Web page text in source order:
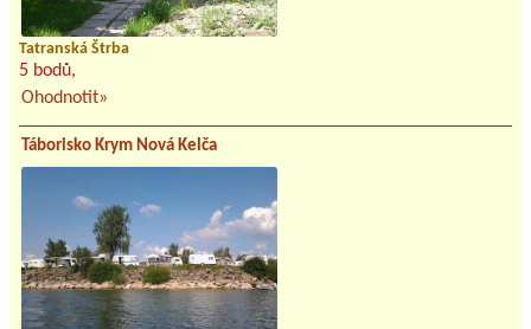
Tatranská Štrba
5 bodů,
Ohodnotit»
Táborisko Krym Nová Kelča